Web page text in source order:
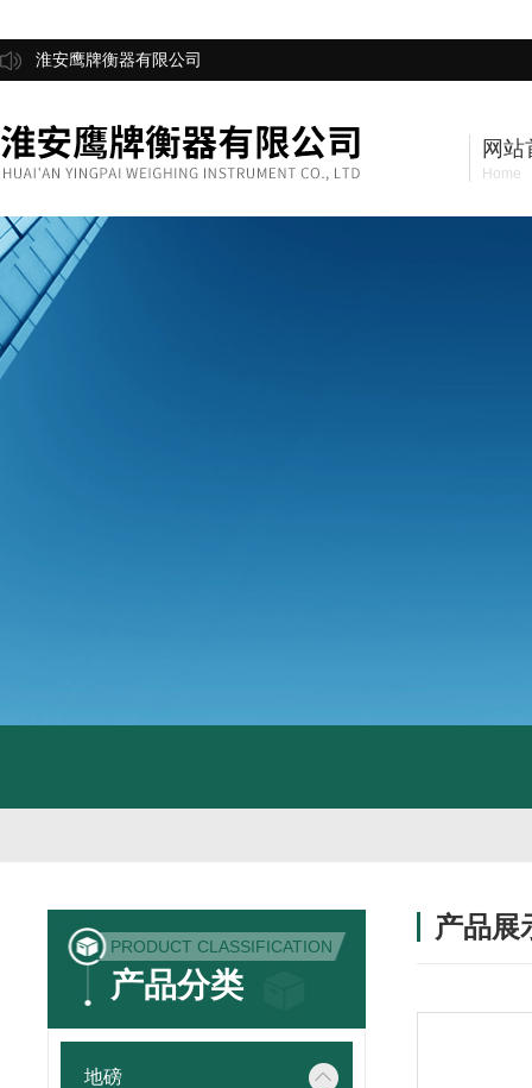
淮安鹰牌衡器有限公司
网站
Home
PRODUCT CLASSIFICATION
产品分类
地磅
产品展